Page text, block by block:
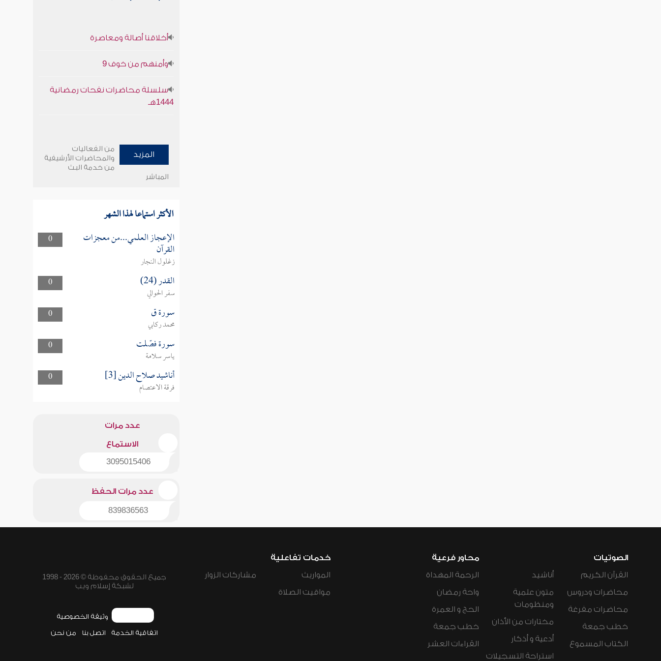
أخلاقنا أصالة ومعاصرة
وأمنهم من خوف 9
سلسلة محاضرات نفحات رمضانية
1444هـ
المزيد
من الفعاليات
والمحاضرات الأرشيفية
من خدمة البث
المباشر
الأكثر استماعا لهذا الشهر
0 الإعجاز العلمي...من معجزات
القرآن
زغلول النجار
0
القدر (24)
سفر الحوالي
0
سورة ق
محمد ركابي
0
سورة فصّلت
ياسر سلامة
0
أناشيد صلاح الدين [3]
فرقة الاعتصام
عدد مرات
الاستماع
3095015406
عدد مرات الحفظ
839836563
الصوتيات
القرآن الكريم
محاضرات ودروس
محاضرات مفرغة
خطب جمعة
الكتاب المسموع
أناشيد
متون علمية
ومنظومات
مختارات من الأذان
أدعية و أذكار
استراحة التسجيلات
محاور فرعية
الرحمة المهداة
واحة رمضان
الحج و العمرة
خطب جمعة
القراءات العشر
خدمات تفاعلية
المواريث
مواقيت الصلاة
مشاركات الزوار
جميع الحقوق محفوظة © 2026 - 1998
لشبكة إسلام ويب
وثيقة الخصوصية
اتفاقية الخدمة اتصل بنا من نحن